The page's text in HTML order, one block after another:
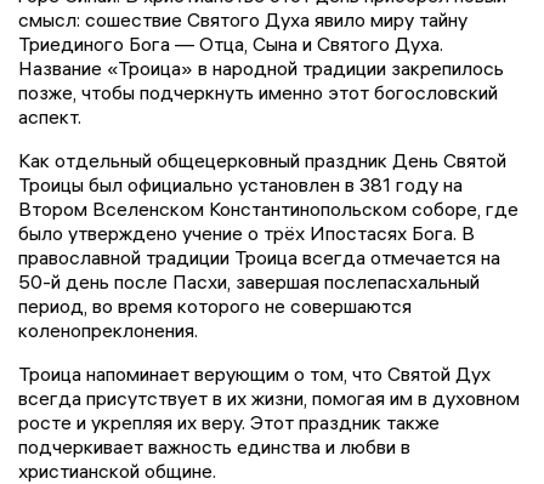
смысл: сошествие Святого Духа явило миру тайну
Триединого Бога — Отца, Сына и Святого Духа.
Название «Троица» в народной традиции закрепилось
позже, чтобы подчеркнуть именно этот богословский
аспект.
Как отдельный общецерковный праздник День Святой
Троицы был официально установлен в 381 году на
Втором Вселенском Константинопольском соборе, где
было утверждено учение о трёх Ипостасях Бога. В
православной традиции Троица всегда отмечается на
50-й день после Пасхи, завершая послепасхальный
период, во время которого не совершаются
коленопреклонения.
Троица напоминает верующим о том, что Святой Дух
всегда присутствует в их жизни, помогая им в духовном
росте и укрепляя их веру. Этот праздник также
подчеркивает важность единства и любви в
христианской общине.